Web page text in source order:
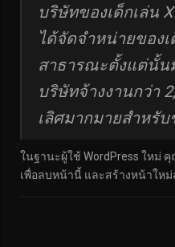
บริษัทของเด็กเล่น
ได้จัดจำหน่ายของ
สาธารณะตั้งแต่นั้น
บริษัทจ้างงานกว่า
เลิศมากมายสำหรั
ในฐานะผู้ใช้ WordPress ใหม่
เพื่อลบหน้านี้ และสร้างหน้าให